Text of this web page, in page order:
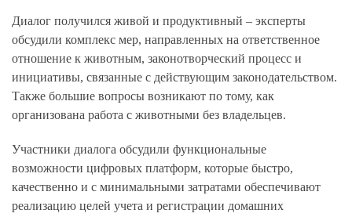
Диалог получился живой и продуктивный – эксперты
обсудили комплекс мер, направленных на ответственное
отношение к животным, законотворческий процесс и
инициативы, связанные с действующим законодательством.
Также большие вопросы возникают по тому, как
организована работа с животными без владельцев.
Участники диалога обсудили функциональные
возможности цифровых платформ, которые быстро,
качественно и с минимальными затратами обеспечивают
реализацию целей учета и регистрации домашних